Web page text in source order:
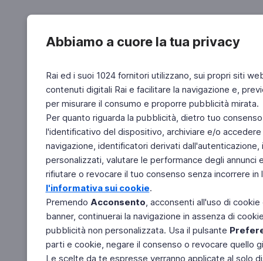
Abbiamo a cuore la tua privacy
Rai ed i suoi 1024 fornitori utilizzano, sui propri siti
contenuti digitali Rai e facilitare la navigazione e,
per misurare il consumo e proporre pubblicità mirata.
Per quanto riguarda la pubblicità, dietro tuo
l'identificativo del dispositivo, archiviare e/o
navigazione, identificatori derivati
personalizzati, valutare le performance degli
rifiutare o revocare il tuo consenso senza incorrere
l'informativa sui cookie.
Premendo Acconsento, acconsenti all'uso di
banner, continuerai la navigazione in assenza di
pubblicità non personalizzata. Usa il pulsante
parti e cookie, negare il consenso o revocare quello
Le scelte da te espresse verranno applicate al solo